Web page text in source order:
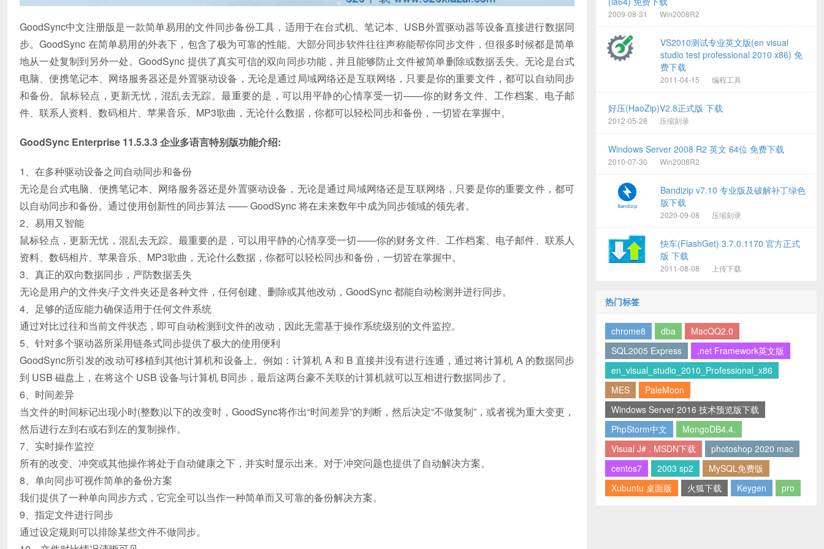
GoodSync中文注册版是一款简单易用的文件同步备份工具，适用于在台式机、笔记本、USB外置驱动器等设备直接进行数据同
步。GoodSync 在简单易用的外表下，包含了极为可靠的性能。大部分同步软件往往声称能帮你同步文件，但很多时候都是简单
地从一处复制到另外一处。GoodSync 提供了真实可信的双向同步功能，并且能够防止文件被简单删除或数据丢失。无论是台式
电脑、便携笔记本、网络服务器还是外置驱动设备，无论是通过局域网络还是互联网络，只要是你的重要文件，都可以自动同步
和备份。鼠标轻点，更新无忧，混乱去无踪。最重要的是，可以用平静的心情享受一切——你的财务文件、工作档案、电子邮
件、联系人资料、数码相片、苹果音乐、MP3歌曲，无论什么数据，你都可以轻松同步和备份，一切皆在掌握中。
GoodSync Enterprise 11.5.3.3 企业多语言特别版功能介绍:
1、在多种驱动设备之间自动同步和备份
无论是台式电脑、便携笔记本、网络服务器还是外置驱动设备，无论是通过局域网络还是互联网络，只要是你的重要文件，都可
以自动同步和备份。通过使用创新性的同步算法 —— GoodSync 将在未来数年中成为同步领域的领先者。
2、易用又智能
鼠标轻点，更新无忧，混乱去无踪。最重要的是，可以用平静的心情享受一切——你的财务文件、工作档案、电子邮件、联系人
资料、数码相片、苹果音乐、MP3歌曲，无论什么数据，你都可以轻松同步和备份，一切皆在掌握中。
3、真正的双向数据同步，严防数据丢失
无论是用户的文件夹/子文件夹还是各种文件，任何创建、删除或其他改动，GoodSync 都能自动检测并进行同步。
4、足够的适应能力确保适用于任何文件系统
通过对比过往和当前文件状态，即可自动检测到文件的改动，因此无需基于操作系统级别的文件监控。
5、针对多个驱动器所采用链条式同步提供了极大的使用便利
GoodSync所引发的改动可移植到其他计算机和设备上。例如：计算机 A 和 B 直接并没有进行连通，通过将计算机 A 的数据同步
到 USB 磁盘上，在将这个 USB 设备与计算机 B同步，最后这两台豪不关联的计算机就可以互相进行数据同步了。
6、时间差异
当文件的时间标记出现小时(整数)以下的改变时，GoodSync将作出“时间差异”的判断，然后决定“不做复制”，或者视为重大变更，
然后进行左到右或右到左的复制操作。
7、实时操作监控
所有的改变、冲突或其他操作将处于自动健康之下，并实时显示出来。对于冲突问题也提供了自动解决方案。
8、单向同步可视作简单的备份方案
我们提供了一种单向同步方式，它完全可以当作一种简单而又可靠的备份解决方案。
9、指定文件进行同步
通过设定规则可以排除某些文件不做同步。
2009-08-31 Win2008R2
VS2010测试专业英文版(en visual
studio test professional 2010 x86) 免
费下载
2011-04-15 编程工具
好压(HaoZip)V2.8正式版 下载
2012-05-28 压缩刻录
Windows Server 2008 R2 英文 64位 免费下载
2010-07-30 Win2008R2
Bandizip v7.10 专业版及破解补丁绿色
版下载
2020-09-08 压缩刻录
快车(FlashGet) 3.7.0.1170 官方正式
版 下载
2011-08-08 上传下载
热门标签
chrome8 dba
MacQQ2.0
SQL2005 Express
.net Framework英文版
en_visual_studio_2010_Professional_x86
MES
PaleMoon
Windows Server 2016 技术预览版下载
PhpStorm中文
MongoDB4.4.
Visual J# . MSDN下载
photoshop 2020 mac
centos7
2003 sp2
MySQL免费版
Xubuntu 桌面版
火狐下载 Keygen pro